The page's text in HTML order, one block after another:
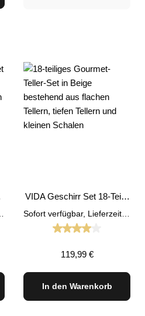
VIDA Geschirr Set 18-Teilig
Durchschnittliche
Regulärer Preis:
119,99 €
In den Warenkorb